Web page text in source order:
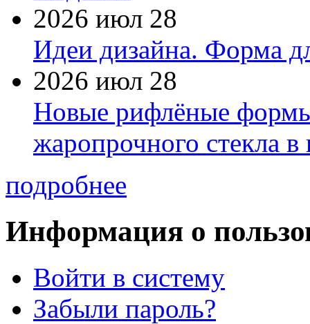
2026 июл 28
Идеи дизайна. Форма
2026 июл 28
Новые рифлёные формы
жаропрочного стекла
подробнее
Информация о
Войти в систему
Забыли пароль?